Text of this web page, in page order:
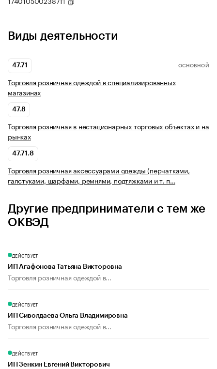
Виды деятельности
47.71 ОСНОВНОЙ
Торговля розничная одеждой в специализированных
магазинах
47.8
Торговля розничная в нестационарных торговых объектах и на
рынках
47.71.8
Торговля розничная аксессуарами одежды (перчатками,
галстуками, шарфами, ремнями, подтяжками и т. п…
Другие предприниматели с тем же
ОКВЭД
ДЕЙСТВУЕТ
ИП Агафонова Татьяна Викторовна
Торговля розничная одеждой в...
ДЕЙСТВУЕТ
ИП Сиволдаева Ольга Владимировна
Торговля розничная одеждой в...
ДЕЙСТВУЕТ
ИП Зенкин Евгений Викторович